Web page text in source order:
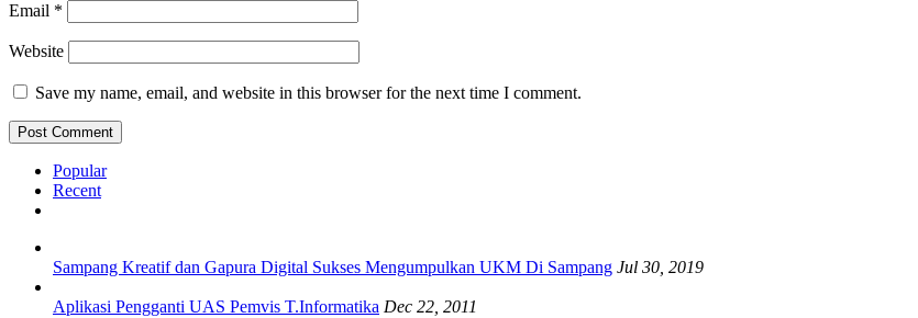
Email *
Website
Save my name, email, and website in this browser for the next time I comment.
Popular
Recent
Sampang Kreatif dan Gapura Digital Sukses Mengumpulkan UKM Di Sampang Jul 30, 2019
Aplikasi Pengganti UAS Pemvis T.Informatika Dec 22, 2011